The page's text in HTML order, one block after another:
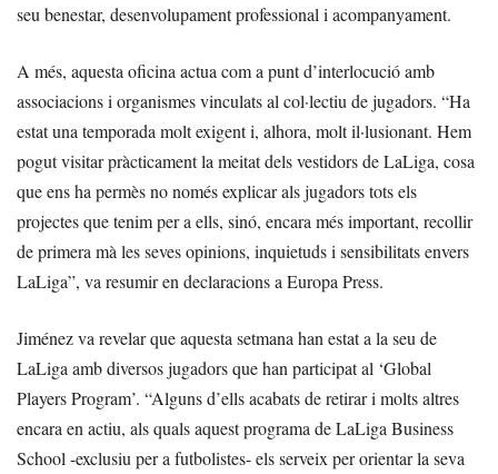
seu benestar, desenvolupament professional i acompanyament.
A més, aquesta oficina actua com a punt d’interlocució amb
associacions i organismes vinculats al col·lectiu de jugadors. “Ha
estat una temporada molt exigent i, alhora, molt il·lusionant. Hem
pogut visitar pràcticament la meitat dels vestidors de LaLiga, cosa
que ens ha permès no només explicar als jugadors tots els
projectes que tenim per a ells, sinó, encara més important, recollir
de primera mà les seves opinions, inquietuds i sensibilitats envers
LaLiga”, va resumir en declaracions a Europa Press.
Jiménez va revelar que aquesta setmana han estat a la seu de
LaLiga amb diversos jugadors que han participat al ‘Global
Players Program’. “Alguns d’ells acabats de retirar i molts altres
encara en actiu, als quals aquest programa de LaLiga Business
School -exclusiu per a futbolistes- els serveix per orientar la seva